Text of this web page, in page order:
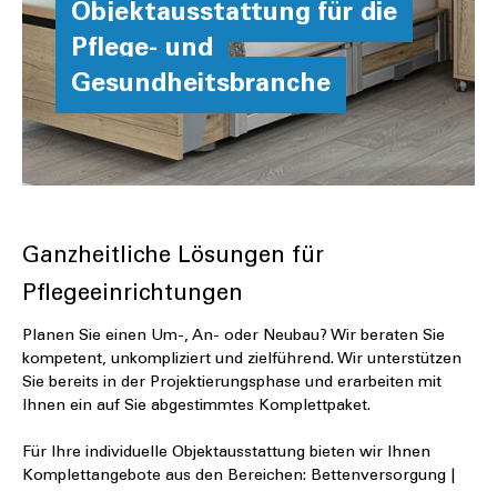
Objektausstattung für die
Pflege- und
Gesundheitsbranche
Ganzheitliche Lösungen für
Pflegeeinrichtungen
Planen Sie einen Um-, An- oder Neubau? Wir beraten Sie
kompetent, unkompliziert und zielführend. Wir unterstützen
Sie bereits in der Projektierungsphase und erarbeiten mit
Ihnen ein auf Sie abgestimmtes Komplettpaket.
Für Ihre individuelle Objektausstattung bieten wir Ihnen
Komplettangebote aus den Bereichen: Bettenversorgung |